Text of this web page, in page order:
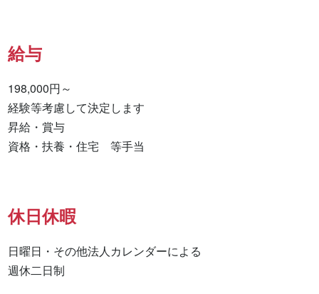
給与
198,000円～
経験等考慮して決定します
昇給・賞与
資格・扶養・住宅　等手当
休日休暇
日曜日・その他法人カレンダーによる
週休二日制